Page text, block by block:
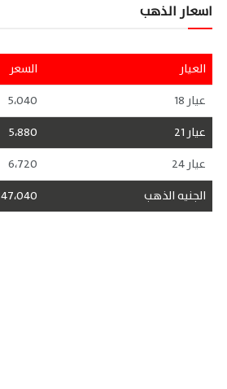
اسعار الذهب
العيار
السعر
عيار 18
5،040
عيار 21
5،880
عيار 24
6،720
الجنيه الذهب
47،040